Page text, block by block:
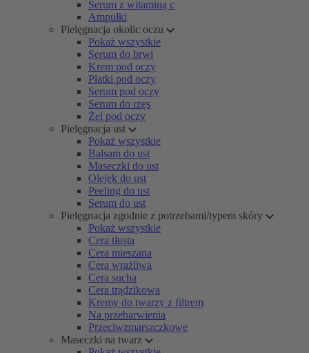
Serum z witaminą c
Ampułki
Pielęgnacja okolic oczu
Pokaż wszystkie
Serum do brwi
Krem pod oczy
Płatki pod oczy
Serum pod oczy
Serum do rzęs
Żel pod oczy
Pielęgnacja ust
Pokaż wszystkie
Balsam do ust
Maseczki do ust
Olejek do ust
Peeling do ust
Serum do ust
Pielęgnacja zgodnie z potrzebami/typem skóry
Pokaż wszystkie
Cera tłusta
Cera mieszana
Cera wrażliwa
Cera sucha
Cera trądzikowa
Kremy do twarzy z filtrem
Na przebarwienia
Przeciwzmarszczkowe
Maseczki na twarz